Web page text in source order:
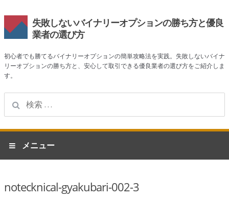
失敗しないバイナリーオプションの勝ち方と優良
業者の選び方
初心者でも勝てるバイナリーオプションの簡単攻略法を実践。失敗しないバイナ
リーオプションの勝ち方と、安心して取引できる優良業者の選び方をご紹介しま
す。
ナ
ビ
ゲ
シ
コ
ン
テ
ツ
メニュー
業者一覧
notecknical-gyakubari-002-3